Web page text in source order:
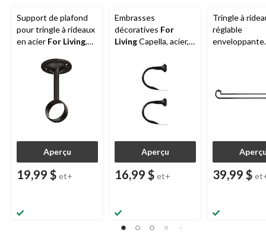
Support de plafond
pour tringle à rideaux
en acier For Living,
variées
Aperçu
19,99 $ et+
Embrasses
décoratives For
LivingCapella, acier,
Aperçu
16,99 $ et+
Tringle à
réglable
enveloppante
39,99 $